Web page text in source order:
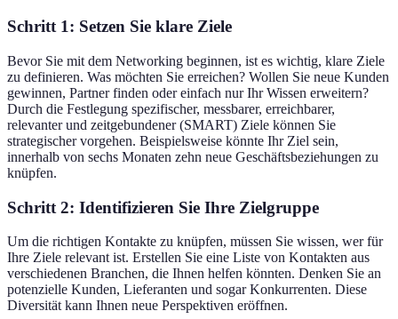
Schritt 1: Setzen Sie klare Ziele
Bevor Sie mit dem Networking beginnen, ist es wichtig, klare Ziele
zu definieren. Was möchten Sie erreichen? Wollen Sie neue Kunden
gewinnen, Partner finden oder einfach nur Ihr Wissen erweitern?
Durch die Festlegung spezifischer, messbarer, erreichbarer,
relevanter und zeitgebundener (SMART) Ziele können Sie
strategischer vorgehen. Beispielsweise könnte Ihr Ziel sein,
innerhalb von sechs Monaten zehn neue Geschäftsbeziehungen zu
knüpfen.
Schritt 2: Identifizieren Sie Ihre Zielgruppe
Um die richtigen Kontakte zu knüpfen, müssen Sie wissen, wer für
Ihre Ziele relevant ist. Erstellen Sie eine Liste von Kontakten aus
verschiedenen Branchen, die Ihnen helfen könnten. Denken Sie an
potenzielle Kunden, Lieferanten und sogar Konkurrenten. Diese
Diversität kann Ihnen neue Perspektiven eröffnen.